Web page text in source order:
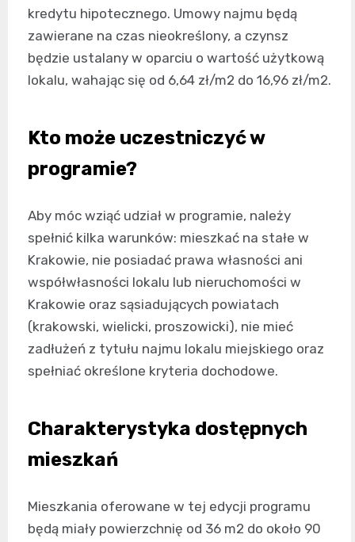
kredytu hipotecznego. Umowy najmu będą
zawierane na czas nieokreślony, a czynsz
będzie ustalany w oparciu o wartość użytkową
lokalu, wahając się od 6,64 zł/m2 do 16,96 zł/m2.
Kto może uczestniczyć w
programie?
Aby móc wziąć udział w programie, należy
spełnić kilka warunków: mieszkać na stałe w
Krakowie, nie posiadać prawa własności ani
współwłasności lokalu lub nieruchomości w
Krakowie oraz sąsiadujących powiatach
(krakowski, wielicki, proszowicki), nie mieć
zadłużeń z tytułu najmu lokalu miejskiego oraz
spełniać określone kryteria dochodowe.
Charakterystyka dostępnych
mieszkań
Mieszkania oferowane w tej edycji programu
będą miały powierzchnię od 36 m2 do około 90